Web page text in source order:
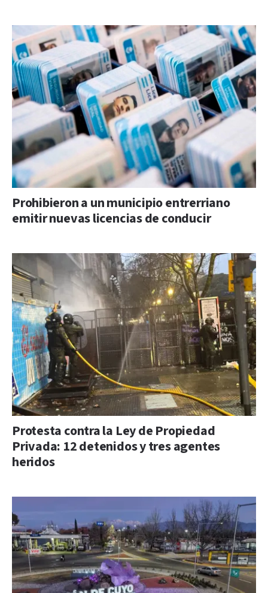
Prohibieron a un municipio entrerriano
emitir nuevas licencias de conducir
Protesta contra la Ley de Propiedad
Privada: 12 detenidos y tres agentes
heridos